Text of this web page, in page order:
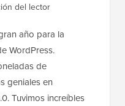
del lector
año para la
WordPress.
de
geniales en
Tuvimos increíbles